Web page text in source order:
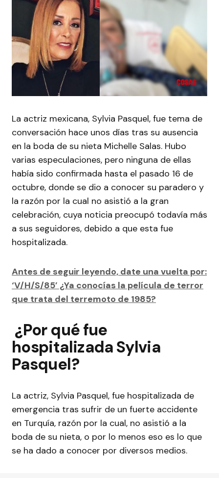
La actriz mexicana, Sylvia Pasquel, fue tema de
conversación hace unos días tras su ausencia
en la boda de su nieta Michelle Salas. Hubo
varias especulaciones, pero ninguna de ellas
había sido confirmada hasta el pasado 16 de
octubre, donde se dio a conocer su paradero y
la razón por la cual no asistió a la gran
celebración, cuya noticia preocupó todavía más
a sus seguidores, debido a que esta fue
hospitalizada.
Antes de seguir leyendo, date una vuelta por:
‘V/H/S/85’ ¿Ya conocías la película de terror
que trata del terremoto de 1985?
¿Por qué fue
hospitalizada Sylvia
Pasquel?
La actriz, Sylvia Pasquel, fue hospitalizada de
emergencia tras sufrir de un fuerte accidente
en Turquía, razón por la cual, no asistió a la
boda de su nieta, o por lo menos eso es lo que
se ha dado a conocer por diversos medios.